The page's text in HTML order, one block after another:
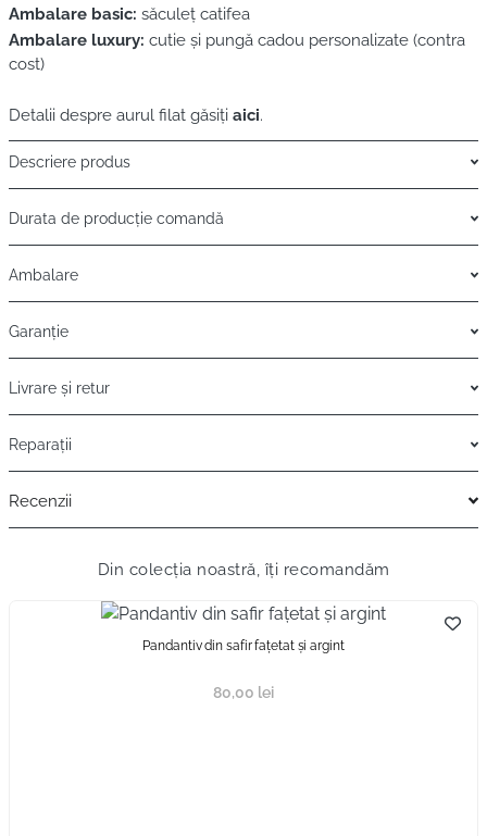
Ambalare basic: săculeț catifea
Ambalare luxury: cutie și pungă cadou personalizate (contra
cost)
Detalii despre aurul filat găsiți aici.
Descriere produs
Durata de producție comandă
Ambalare
Garanție
Livrare și retur
Reparații
Recenzii
Din colecția noastră, îți recomandăm
Pandantiv din safir fațetat și argint
80,00 lei